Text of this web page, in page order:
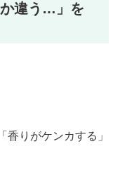
か違う…」を
りがケンカする」